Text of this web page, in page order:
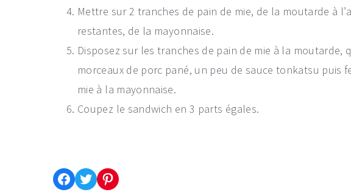
Mettre sur 2 tranches de pain de mie, de la moutarde à
restantes, de la mayonnaise.
Disposez sur les tranches de pain de mie à la moutarde,
morceaux de porc pané, un peu de sauce tonkatsu puis
mie à la mayonnaise.
Coupez le sandwich en 3 parts égales.
Partager cette recette sur Facebook
Partager cette recette sur TwitterEnregistrer cette recette sur Pinterest